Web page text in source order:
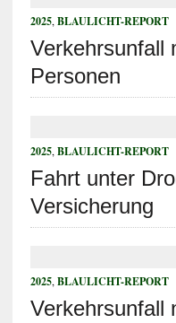
2025, BLAULICHT-REPORT
Verkehrsunfall
Personen
2025, BLAULICHT-REPORT
Fahrt unter
Versicherung
2025, BLAULICHT-REPORT
Verkehrsunfall